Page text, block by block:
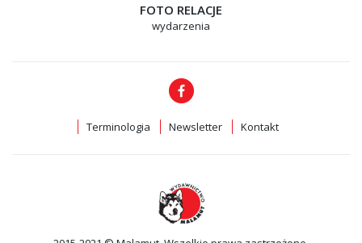
FOTO RELACJE
wydarzenia
Terminologia Newsletter Kontakt